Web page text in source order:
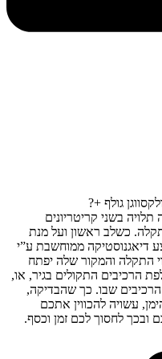
גולף +?
בשני קריטריונים
כשלב ראשון ועל מנת
דיאגנוסטיקה ממוחשבת ע”י
התקלה והמקור שלה יפתח
הרכיבים התקולים בגיר, או,
הרכיבים שבו. כך שהבדיקה,
עשויה להכווין אתכם
ובכך לחסוך לכם זמן וכסף.